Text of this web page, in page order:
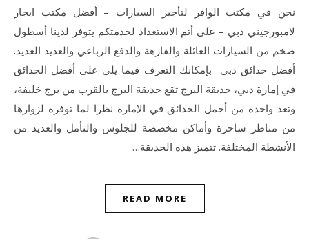
نحن في مكتب الوافر لتأجير السيارات – أفضل مكتب ايجار
لامبورجيني دبي – على أتم الاستعداد لخدمتكم يتوفر لدينا أسطول
ضخم من السيارات العائلة والفارهة والدفع الرباعي والعديد العديد.
أفضل حدائق دبي بإمكانك التعرف فيما يلي على أفضل الحدائق
في إمارة دبي، حديقة البرج تقع حديقة البرج بالقرب من برج خليفة،
وتعد واحدة من أجمل الحدائق في الإمارة نظرا لما توفره لزوارها
من مناظر ساحرة وأماكن مخصصة للجلوس والتأمل والعديد من
الأنشطة المختلفة. تتميز هذه الحديقة…
READ MORE